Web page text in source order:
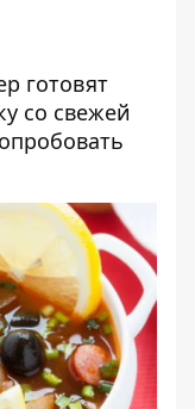
готовят
со свежей